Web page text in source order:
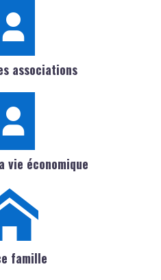
associations
vie économique
famille